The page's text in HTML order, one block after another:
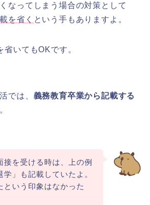
なってしまう場合の対策として
を省く という手もありますよ。
いてもOKです。
では、 義務教育卒業から記載する
接を受ける時は、上の例
」も記載していたよ。
という印象はなかった